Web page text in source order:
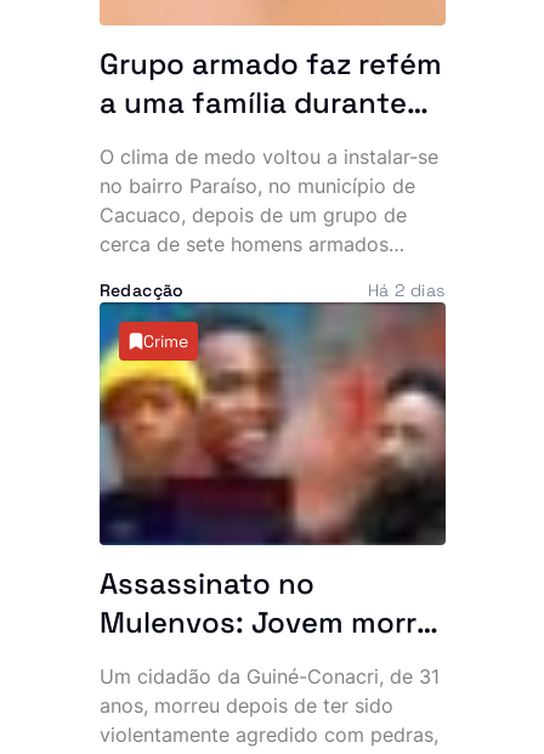
Grupo armado faz refém
a uma família durante
uma hora no bairro
Paraíso. Polícia vê
navios e poeira
O clima de medo voltou a instalar-se
no bairro Paraíso, no município de
Cacuaco, depois de um grupo de
cerca de sete homens armados
madrugada desta quinta-feira. Os
assaltantes roubaram mais de 500
mil kwanzas, telemóveis,
computadores, jóias e documentos,
deixando os moradores em choque e
a questionar a eficácia do combate à
criminalidade na zona.
Redacção Há 2 dias
Crime
Assassinato no
Mulenvos: Jovem morre
após ataque com
pedras, facas e catana
junto a piquete policial
Um cidadão da Guiné-Conacri, de 31
anos, morreu depois de ter sido
violentamente agredido com pedras,